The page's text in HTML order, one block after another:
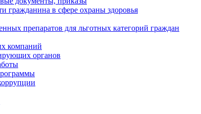
гражданина в сфере охраны здоровья
препаратов для льготных категорий граждан
компаний
органов